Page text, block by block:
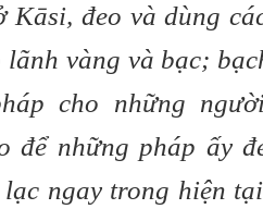
Kāsi, đeo và dùng
vàng và bạc;
cho những
để những pháp ấy
ngay trong hiện